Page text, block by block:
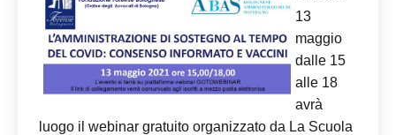
13
maggio
dalle 15
alle 18
avrà
luogo il webinar gratuito organizzato da La Scuola